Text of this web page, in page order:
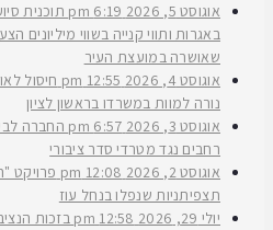
אוגוסט 5, 2026
6:19 pm
תוכנית
באגרות ותווי קנייה בשווי מיליונים
שאושרה במועצת העיר
אוגוסט 4, 2026
12:55 pm
חיסול
נורה למוות במשרדו בראשון לציון
אוגוסט 3, 2026
6:57 pm
החברה
רחבים נגד מטרדי סדר ציבורי
אוגוסט 2, 2026
12:08 pm
תצפיתניות שנפלו בנחל עוז
יולי 29, 2026
12:58 pm
בזכות